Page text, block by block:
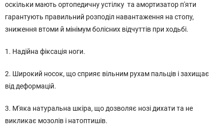
оскільки мають ортопедичну устілку та амортизатор п'яти
гарантують правильний розподіл навантаження на стопу,
зниження втоми й мінімум болісних відчуттів при ходьбі.
1. Надійна фіксація ноги.
2. Широкий носок, що сприяє вільним рухам пальців і захищає
від деформацій.
3. М'яка натуральна шкіра, що дозволяє нозі дихати та не
викликає мозолів і натоптишів.